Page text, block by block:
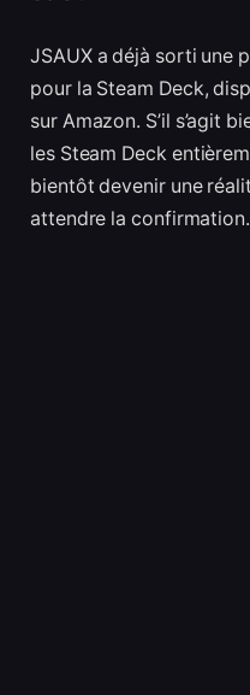
JSAUX a déjà sorti une
pour la Steam Deck,
sur Amazon. S’il s’agit
les Steam Deck
bientôt devenir une
attendre la confirmation.